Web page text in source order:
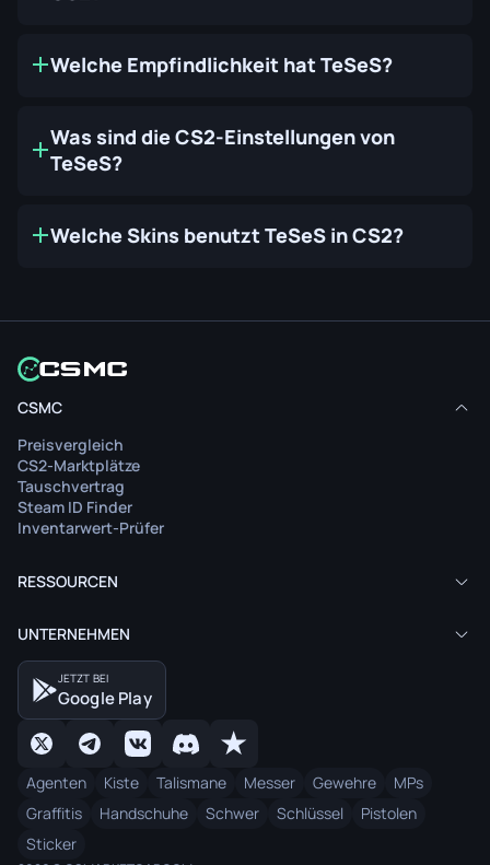
Welche Empfindlichkeit hat TeSeS?
Was sind die CS2-Einstellungen von
TeSeS?
Welche Skins benutzt TeSeS in CS2?
CSMC
Preisvergleich
CS2-Marktplätze
Tauschvertrag
Steam ID Finder
Inventarwert-Prüfer
RESSOURCEN
UNTERNEHMEN
JETZT BEI
Google Play
Agenten Kiste Talismane Messer Gewehre
MPs
Graffitis
Handschuhe Schwer Schlüssel
Pistolen
Sticker